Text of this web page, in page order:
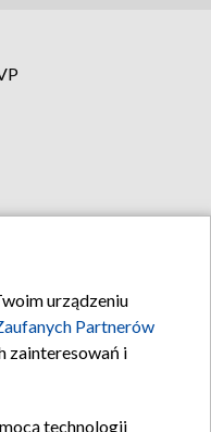
urządzeniu
Partnerów
zainteresowań i
technologii